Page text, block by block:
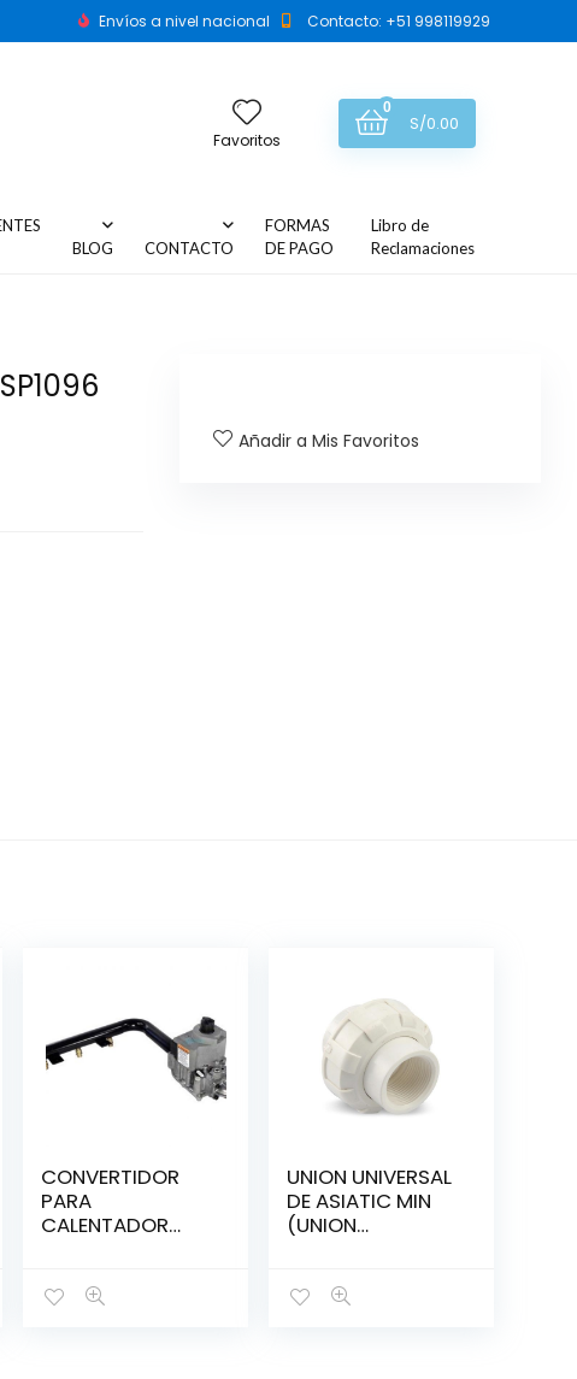
Envíos a nivel nacional Contacto: +51 998119929
Favoritos
0
S/0.00
BLOG
CONTACTO
FORMAS
DE PAGO
Libro de
Reclamaciones
Añadir a Mis Favoritos
CONVERTIDOR
PARA
CALENTADOR
UNION UNIVERSAL
DE ASIATIC MIN
(UNION
O’RING)